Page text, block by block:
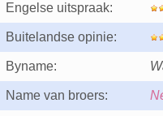
Engelse uitspraak:
Buitelandse opinie:
Byname:
Name van broers: